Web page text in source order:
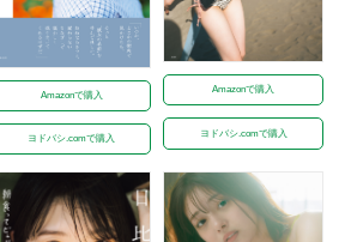
Amazonで購入
ヨドバシ.comで購入
Amazonで購入
ヨドバシ.comで購入